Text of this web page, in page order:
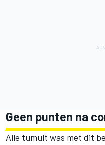
Geen punten na
Alle tumult was met dit